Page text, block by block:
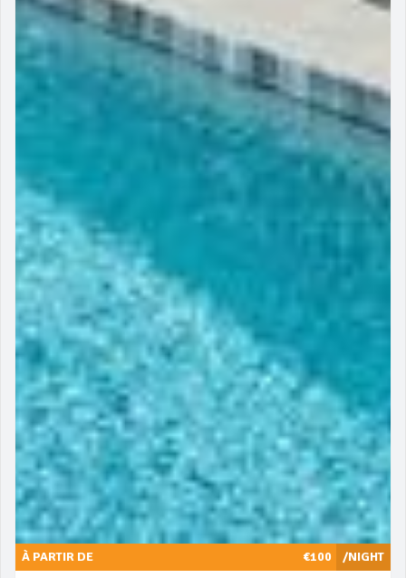
/NIGHT
À PARTIR DE €100